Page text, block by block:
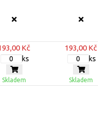
Kč
ks
Skladem
193,00 Kč
ks
Skladem